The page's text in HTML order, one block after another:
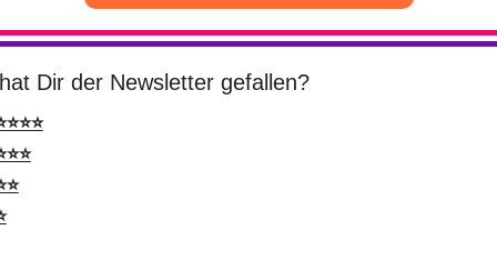
Dir der Newsletter gefallen?